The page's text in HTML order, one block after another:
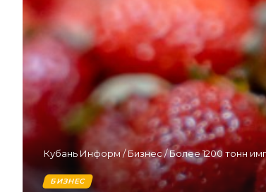
Кубань Информ/Бизнес/Более 1200 тонн
БИЗНЕС